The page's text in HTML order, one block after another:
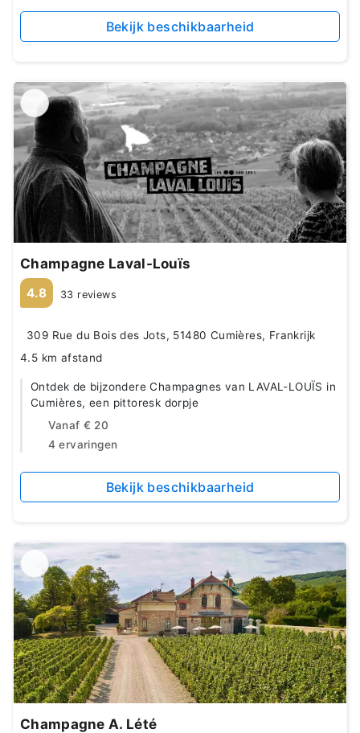
Bekijk beschikbaarheid
Champagne Laval-Louïs
4.8 33 reviews
309 Rue du Bois des Jots, 51480 Cumières, Frankrijk
4.5 km afstand
Ontdek de bijzondere Champagnes van LAVAL-LOUÏS in
Cumières, een pittoresk dorpje
Vanaf € 20
4 ervaringen
Bekijk beschikbaarheid
Champagne A. Lété